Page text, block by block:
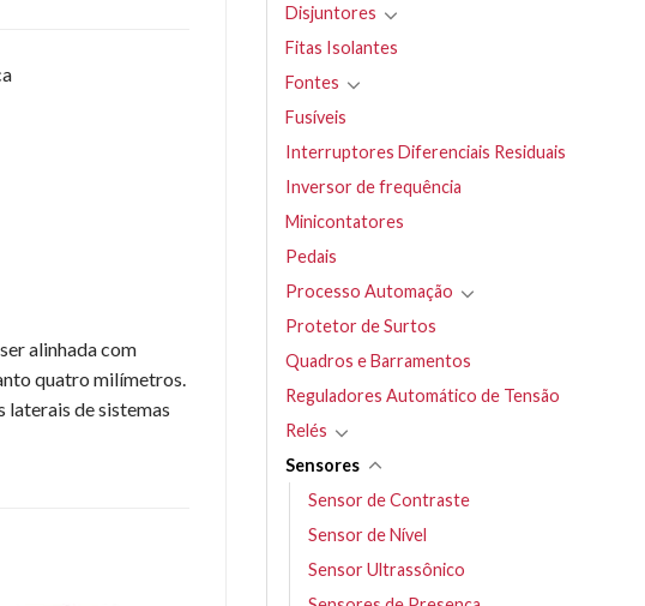
Disjuntores
Fitas Isolantes
Fontes
Fusíveis
Interruptores Diferenciais Residuais
Inversor de frequência
Minicontatores
Pedais
Processo Automação
Protetor de Surtos
Quadros e Barramentos
Reguladores Automático de Tensão
Relés
Sensores
Sensor de Contraste
Sensor de Nível
Sensor Ultrassônico
alinhada com
quatro milímetros.
laterais de sistemas